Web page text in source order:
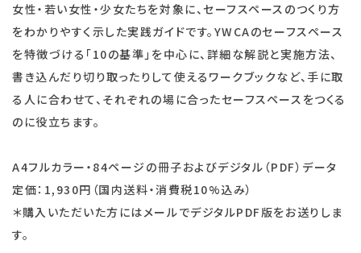
女性・若い女性・少女たちを対象に、セーフスペースのつくり方
をわかりやすく示した実践ガイドです。YWCAのセーフスペース
を特徴づける「10の基準」を中心に、詳細な解説と実施方法、
書き込んだり切り取ったりして使えるワークブックなど、手に取
る人に合わせて、それぞれの場に合ったセーフスペースをつくる
のに役立ちます。
A4フルカラー・84ページの冊子およびデジタル（PDF）データ
定価：1,930円（国内送料・消費税10%込み）
＊購入いただいた方にはメールでデジタルPDF版をお送りしま
す。